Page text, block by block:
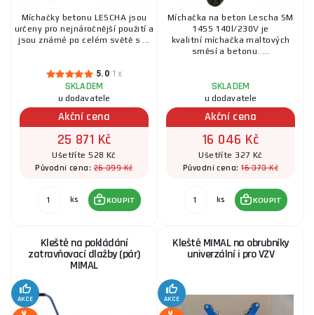
Míchačky betonu LESCHA jsou
určeny pro nejnáročnější použití a
jsou známé po celém světě s ...
5.0 1x
SKLADEM
u dodavatele
Akční cena
25 871 Kč
Ušetříte 528 Kč
Původní cena:26 399 Kč
ks KOUPIT
Míchačka na beton Lescha SM
145S 140l/230V je
kvalitní míchačka maltových
směsí a betonu. ...
SKLADEM
u dodavatele
Akční cena
16 046 Kč
Ušetříte 327 Kč
Původní cena:16 373 Kč
ks KOUPIT
Kleště na pokládání
zatravňovací dlažby (pár)
MIMAL
AKCE
Kleště MIMAL na obrubníky
univerzální i pro VZV
AKCE